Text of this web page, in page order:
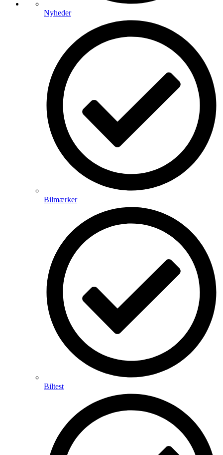
Nyheder
Bilmærker
Biltest